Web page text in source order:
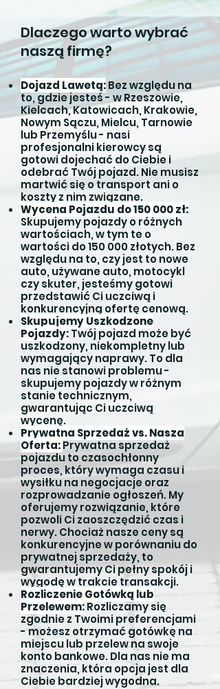
Dlaczego warto wybrać
naszą firmę?
Dojazd Lawetą:Bez względu na
to, gdzie jesteś - w Rzeszowie,
Kielcach, Katowicach, Krakowie,
Nowym Sączu, Mielcu, Tarnowie
lub Przemyślu - nasi
profesjonalni kierowcy są
gotowi dojechać do Ciebie i
odebrać Twój pojazd. Nie musisz
martwić się o transport ani o
koszty z nim związane.
Wycena Pojazdu do 150 000 zł:
Skupujemy pojazdy o różnych
wartościach, w tym te o
wartości do 150 000 złotych. Bez
względu na to, czy jest to nowe
auto, używane auto, motocykl
czy skuter, jesteśmy gotowi
przedstawić Ci uczciwą i
konkurencyjną ofertę cenową.
Skupujemy Uszkodzone
Pojazdy:Twój pojazd może być
uszkodzony, niekompletny lub
wymagający naprawy. To dla
nas nie stanowi problemu -
skupujemy pojazdy w różnym
stanie technicznym,
gwarantując Ci uczciwą
wycenę.
Prywatna Sprzedaż vs. Nasza
Oferta:Prywatna sprzedaż
pojazdu to czasochłonny
proces, który wymaga czasu i
wysiłku na negocjacje oraz
rozprowadzanie ogłoszeń. My
oferujemy rozwiązanie, które
pozwoli Ci zaoszczędzić czas i
nerwy. Chociaż nasze ceny są
konkurencyjne w porównaniu do
prywatnej sprzedaży, to
gwarantujemy Ci pełny spokój i
wygodę w trakcie transakcji.
Rozliczenie Gotówką lub
Przelewem:Rozliczamy się
zgodnie z Twoimi preferencjami
- możesz otrzymać gotówkę na
miejscu lub przelew na swoje
konto bankowe. Dla nas nie ma
znaczenia, która opcja jest dla
Ciebie bardziej wygodna.